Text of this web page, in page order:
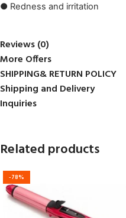
● Redness and irritation
Reviews (0)
More Offers
SHIPPING& RETURN POLICY
Shipping and Delivery
Inquiries
Related products
-78%